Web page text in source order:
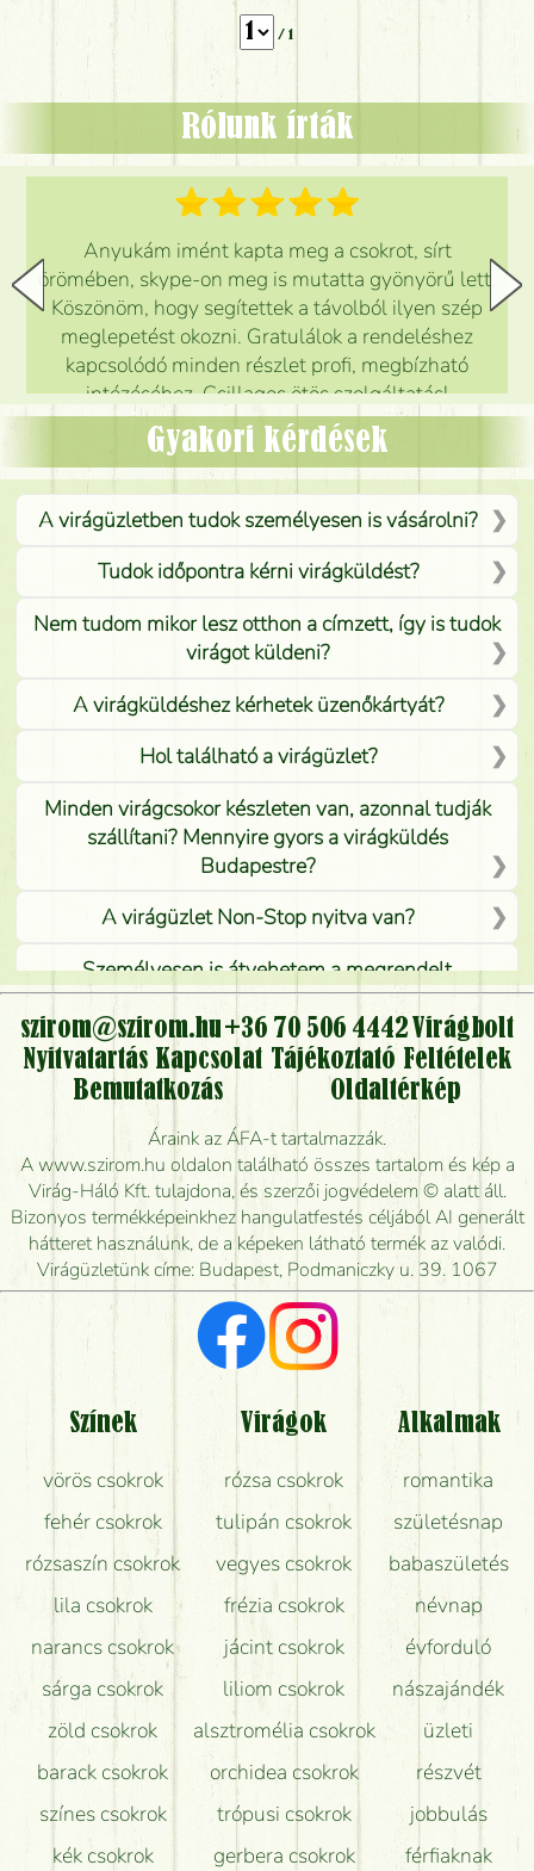
/ 1
Rólunk írták
Anyukám imént kapta meg a csokrot, sírt
örömében, skype-on meg is mutatta gyönyörű lett.
Köszönöm, hogy segítettek a távolból ilyen szép
meglepetést okozni. Gratulálok a rendeléshez
kapcsolódó minden részlet profi, megbízható
intézéséhez. Csillagos ötös szolgáltatás!
Mónika
Gyakori kérdések
A virágüzletben tudok személyesen is vásárolni?
Tudok időpontra kérni virágküldést?
Nem tudom mikor lesz otthon a címzett, így is tudok
virágot küldeni?
A virágküldéshez kérhetek üzenőkártyát?
Hol található a virágüzlet?
Minden virágcsokor készleten van, azonnal tudják
szállítani? Mennyire gyors a virágküldés
Budapestre?
A virágüzlet Non-Stop nyitva van?
Személyesen is átvehetem a megrendelt
virágcsokrot, vagy csak virágküldéssel, kiszállítással
kérhető?
Vidékre is lehet rendelni?
Meddig rendelhetek virágküldést úgy, hogy még ma
kiszállítsák?
Mennyire gyorsan tudják elkészíteni a csokrot, és
mikor tudják leghamarabb kiszállítani?
Vörös rózsát keresek, van önöknél?
Milyen visszajelzést kapok a virágküldésről?
Tényleg azt kapom, ami a képen van?
Mit kell tudni a virágcsokrok szállításáról?
Hogy marad a lehető legtovább friss a csokor?
Tudok adventi koszorút vásárolni boltban?
szirom@szirom.hu +36 70 506 4442 Virágbolt
Nyitvatartás Kapcsolat Tájékoztató Feltételek
Bemutatkozás
Oldaltérkép
Áraink az ÁFA-t tartalmazzák.
A www.szirom.hu oldalon található összes tartalom és kép a
Virág-Háló Kft. tulajdona, és szerzői jogvédelem © alatt áll.
Bizonyos termékképeinkhez hangulatfestés céljából AI generált
hátteret használunk, de a képeken látható termék az valódi.
Virágüzletünk címe: Budapest, Podmaniczky u. 39. 1067
Színek
vörös csokrok
fehér csokrok
rózsaszín csokrok
lila csokrok
narancs csokrok
sárga csokrok
zöld csokrok
barack csokrok
színes csokrok
kék csokrok
Virágok
rózsa csokrok
tulipán csokrok
vegyes csokrok
frézia csokrok
jácint csokrok
liliom csokrok
alsztromélia csokrok
orchidea csokrok
trópusi csokrok
gerbera csokrok
Alkalmak
romantika
születésnap
babaszületés
névnap
évforduló
nászajándék
üzleti
részvét
jobbulás
férfiaknak